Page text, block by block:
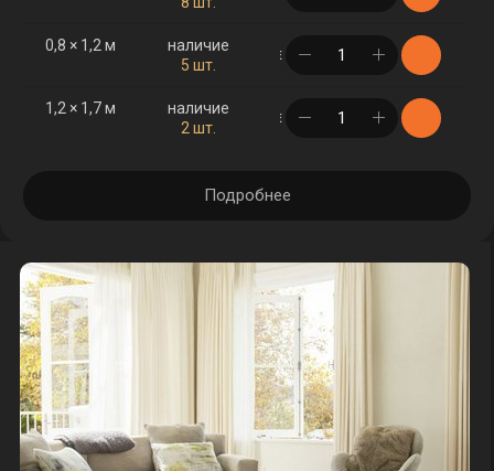
0,8 × 1,2 м
наличие
5 шт.
в корзине
1,2 × 1,7 м
наличие
2 шт.
в корзине
Подробнее